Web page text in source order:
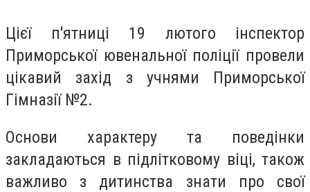
Цієї п'ятниці 19 лютого інспектор
Приморської ювенальної поліції провели
цікавий захід з учнями Приморської
Гімназії №2.
Основи характеру та поведінки
закладаються в підлітковому віці, також
важливо з дитинства знати про свої